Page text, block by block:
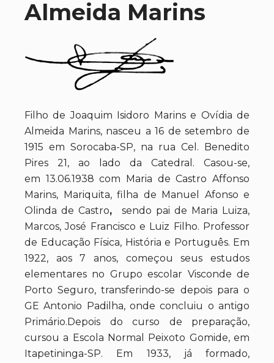
Almeida Marins
Filho de Joaquim Isidoro Marins e Ovídia de
Almeida Marins, nasceu a 16 de setembro de
1915 em Sorocaba-SP, na rua Cel. Benedito
Pires 21, ao lado da Catedral. Casou-se,
em 13.06.1938 com Maria de Castro Affonso
Marins, Mariquita, filha de Manuel Afonso e
Olinda de Castro,
sendo pai de Maria Luiza,
Marcos, José Francisco e Luiz Filho. Professor
de Educação Física, História e Português. Em
1922, aos 7 anos, começou seus estudos
elementares no Grupo escolar Visconde de
Porto Seguro, transferindo-se depois para o
GE Antonio Padilha, onde concluiu o antigo
Primário.Depois do curso de preparação,
cursou a Escola Normal Peixoto Gomide, em
Itapetininga-SP. Em 1933, já formado,